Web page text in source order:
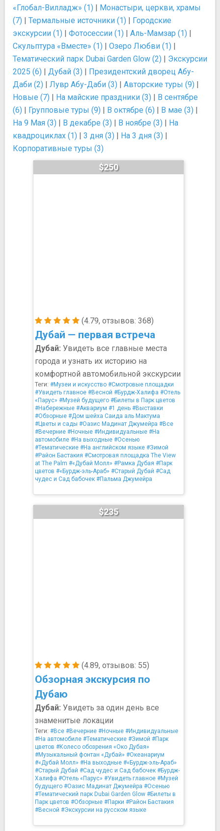
«Глобал-Вилладж» (1) | Монастыри, церкви, храмы
(7) | Термальные источники (1) | Городские
экскурсии (1) | Фотосессии (1) | Аль-Мамзар (1) |
Скульптура «Вместе» (1) | Озеро Любви (1) |
Тематический парк Dubai Garden Glow (2) | Экскурсии
2025 (6) | Дубай (3) | Президентский дворец Абу-
Даби (2) | Лувр Абу-Даби (3) | Авторские туры (9) |
Новые (7) | На майские праздники (3) | В сентябре
(6) | Групповые туры (9) | В октябре (6) | В мае (3) |
На 9 Мая (3) | В декабре (3) | В ноябре (3) | На
квадроциклах (1) | 3 дня (3) | На 3 дня (3) |
Корпоративные туры (3)
(4.79, отзывов: 368)
Дубай — первая встреча
$250
Дубай: Увидеть все главные места
города и узнать их историю на
комфортной автомобильной экскурсии
Теги: #Музеи и искусство #Смотровые площадки
#Увидеть главное #Весной #Бурдж-Халифа #Отель
«Парус» #Музей будущего #Билеты в Парк цветов
#Набережные #Аквариум #1 день #Выставки
#Обзорные #Дом шейха Саида аль Мактума
#Цветы и сады #Оазис Мадинат Джумейра #Все
#Вечерние #Ночные #Индивидуальные #На
автомобиле #На выходные #Осенью
#Тематические #На английском языке #Зимой
#Район Бастакия #Смотровая площадка The View
at The Palm #«Дубай Молл» #Рамка Дубая #Парк
цветов #«Бурдж-эль-Араб» #Старый Дубай #Сад
чудес и Сад бабочек #Пальма Джумейра
(4.89, отзывов: 55)
Обзорная экскурсия по
Дубаю
$235
Дубай: Увидеть за один день все
знаменитые локации
Теги: #Все #Вечерние #Ночные #Индивидуальные
#На автомобиле #Тематические #Зимой #Парк
цветов #Колесо обозрения «Око Дубая»
#Музыкальный фонтан «Дубай» #Океанариум
#«Дубай Молл» #На выходные #«Бурдж-эль-Араб»
#Старый Дубай #Сад чудес и Сад бабочек #Бурдж-
Халифа #Отель «Парус» #Увидеть главное #Музей
будущего #Оазис Мадинат Джумейра #Осенью
#Тематический парк Dubai Garden Glow #Билеты в
Парк цветов #Обзорные #Парки #Район Бастакия
#Весной #Экскурсии на русском языке